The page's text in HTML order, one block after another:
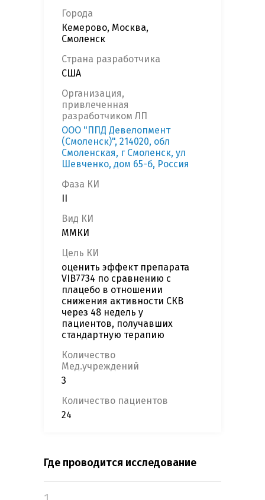
Города
Кемерово, Москва,
Смоленск
Страна разработчика
США
Организация,
привлеченная
разработчиком ЛП
ООО "ППД Девелопмент
(Смоленск)", 214020, обл
Смоленская, г Смоленск, ул
Шевченко, дом 65-б, Россия
Фаза КИ
Вид КИ
ММКИ
Цель КИ
оценить эффект препарата
VIB7734 по сравнению с
плацебо в отношении
снижения активности СКВ
через 48 недель у
пациентов, получавших
стандартную терапию
Количество
Мед.учреждений
3
Количество пациентов
24
Где проводится исследование